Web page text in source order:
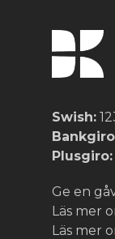
Swish:
Plusgiro:
Ge en
Läs mer
Läs mer